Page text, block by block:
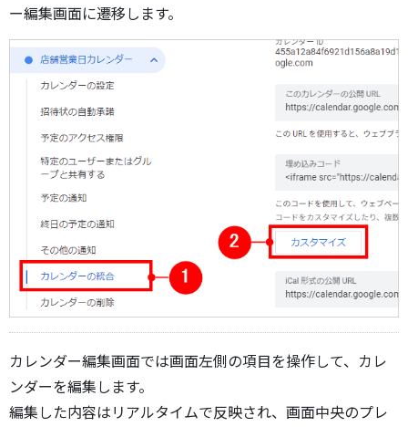
ー編集画面に遷移します。
カレンダー編集画面では画面左側の項目を操作して、カレ
ンダーを編集します。
編集した内容はリアルタイムで反映され、画面中央のプレ